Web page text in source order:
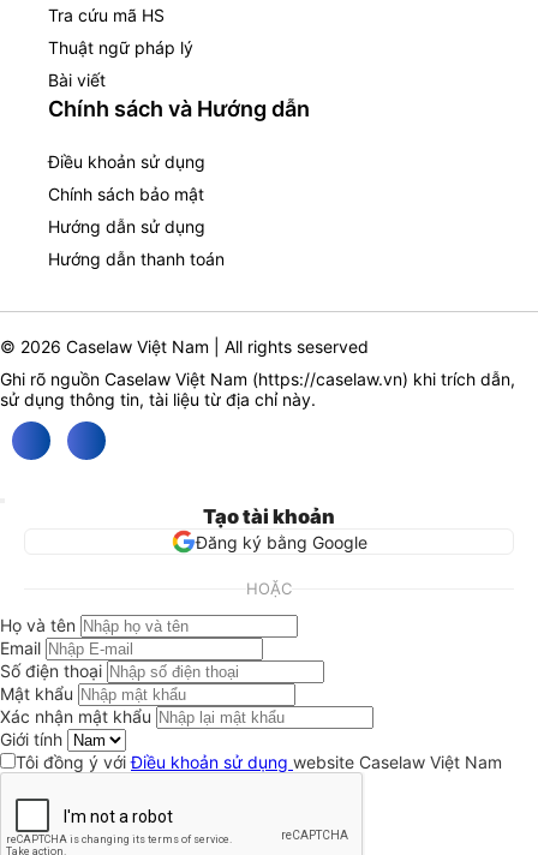
Tra cứu mã HS
Thuật ngữ pháp lý
Bài viết
Chính sách và Hướng dẫn
Điều khoản sử dụng
Chính sách bảo mật
Hướng dẫn sử dụng
Hướng dẫn thanh toán
© 2026 Caselaw Việt Nam | All rights seserved
Ghi rõ nguồn Caselaw Việt Nam (https://caselaw.vn) khi trích dẫn,
sử dụng thông tin, tài liệu từ địa chỉ này.
Tạo tài khoản
Đăng ký bằng Google
HOẶC
Họ và tên
Email
Số điện thoại
Mật khẩu
Xác nhận mật khẩu
Giới tính
Tôi đồng ý vớiĐiều khoản sử dụng website Caselaw Việt Nam